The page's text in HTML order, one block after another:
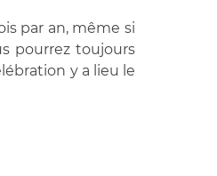
par an, même si
pourrez toujours
y a lieu le